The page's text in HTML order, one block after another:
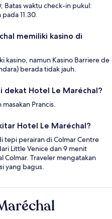
Batas waktu check-in pukul:
11.30.
memiliki kasino di
kasino, namun Kasino Barriere de
berada tidak jauh.
dekat Hotel Le Maréchal?
Prancis.
Hotel Le Maréchal?
tepi perairan di Colmar Centre
Little Venice dan 9 menit
Colmar. Traveler mengatakan
yang bagus.